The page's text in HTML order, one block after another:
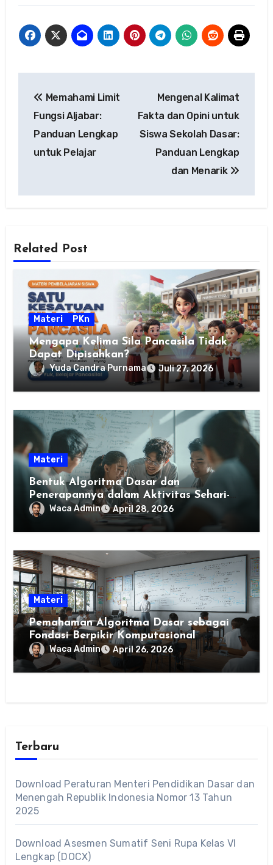
pos
Memahami Limit
Fungsi Aljabar:
Panduan Lengkap
untuk Pelajar
Mengenal Kalimat
Fakta dan Opini untuk
Siswa Sekolah Dasar:
Panduan Lengkap
dan Menarik
Related Post
Materi PKn
Mengapa Kelima Sila Pancasila Tidak
Dapat Dipisahkan?
Yuda Candra Purnama Juli 27, 2026
Materi
Bentuk Algoritma Dasar dan
Penerapannya dalam Aktivitas Sehari-
hari Waca Admin April 28, 2026
Materi
Pemahaman Algoritma Dasar sebagai
Fondasi Berpikir Komputasional
Waca Admin April 26, 2026
Terbaru
Download Peraturan Menteri Pendidikan Dasar dan
Menengah Republik Indonesia Nomor 13 Tahun
2025
Download Asesmen Sumatif Seni Rupa Kelas VI
Lengkap (DOCX)